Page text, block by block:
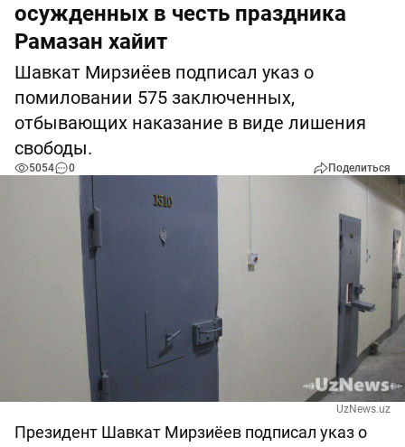
осужденных в честь праздника
Рамазан хайит
Шавкат Мирзиёев подписал указ о
помиловании 575 заключенных,
отбывающих наказание в виде лишения
свободы.
5054 0 Поделиться
UzNews.uz
Президент Шавкат Мирзиёев подписал указ о